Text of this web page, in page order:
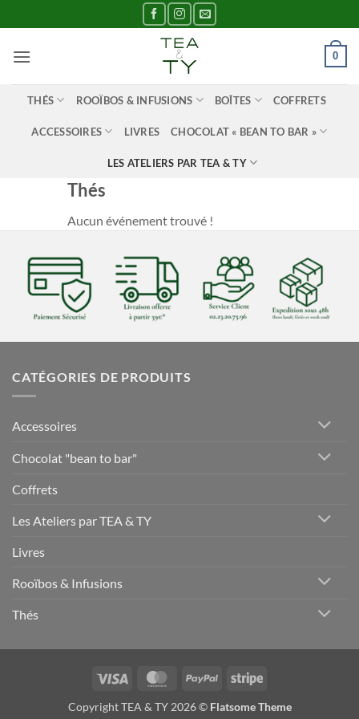
au
contenu
0
THÉS ROOÏBOS & INFUSIONS BOÎTES COFFRETS
ACCESSOIRES LIVRES CHOCOLAT « BEAN TO BAR »
LES ATELIERS PAR TEA & TY
Thés
Aucun événement trouvé !
CATÉGORIES DE PRODUITS
Accessoires
Chocolat "bean to bar"
Coffrets
Les Ateliers par TEA & TY
Livres
Rooïbos & Infusions
Thés
Visa MasterCardPayPal Stripe
Copyright TEA & TY 2026 © Flatsome Theme